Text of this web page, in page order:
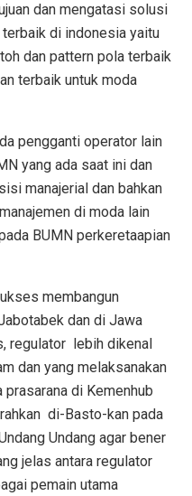
dan mengatasi solusi
di indonesia yaitu
dan pattern pola terbaik
terbaik untuk moda
pengganti operator lain
yang ada saat ini dan
manajerial dan bahkan
di moda lain
BUMN perkeretaapian
membangun
dan di Jawa
regulator
lebih dikenal
dan yang melaksanakan
prasarana di Kemenhub
di-Basto-kan pada
Undang agar bener
jelas antara regulator
pemain utama